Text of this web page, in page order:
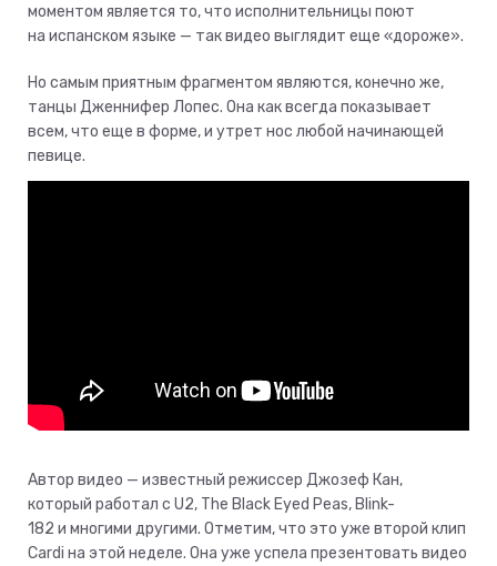
моментом является то, что исполнительницы поют
на испанском языке — так видео выглядит еще «дороже».
Но самым приятным фрагментом являются, конечно же,
танцы Дженнифер Лопес. Она как всегда показывает
всем, что еще в форме, и утрет нос любой начинающей
певице.
Автор видео — известный режиссер Джозеф Кан,
который работал с U2, The Black Eyed Peas, Blink-
182 и многими другими. Отметим, что это уже второй клип
Cardi на этой неделе. Она уже успела презентовать видео